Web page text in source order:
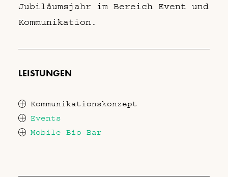
Jubiläumsjahr im Bereich Event und
Kommunikation.
LEISTUNGEN
Kommunikationskonzept
Events
Mobile Bio-Bar